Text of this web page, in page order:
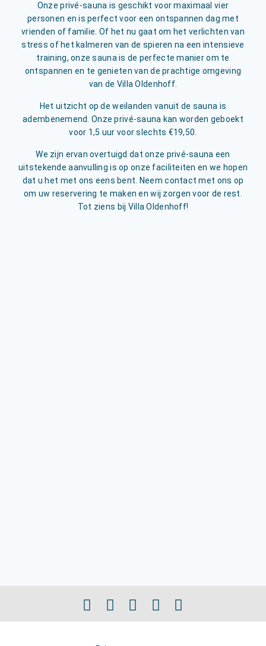
Onze privé-sauna is geschikt voor maximaal vier
personen en is perfect voor een ontspannen dag met
vrienden of familie. Of het nu gaat om het verlichten van
stress of het kalmeren van de spieren na een intensieve
training, onze sauna is de perfecte manier om te
ontspannen en te genieten van de prachtige omgeving
van de Villa Oldenhoff.
Het uitzicht op de weilanden vanuit de sauna is
adembenemend. Onze privé-sauna kan worden geboekt
voor 1,5 uur voor slechts €19,50.
We zijn ervan overtuigd dat onze privé-sauna een
uitstekende aanvulling is op onze faciliteiten en we hopen
dat u het met ons eens bent. Neem contact met ons op
om uw reservering te maken en wij zorgen voor de rest.
Tot ziens bij Villa Oldenhoff!